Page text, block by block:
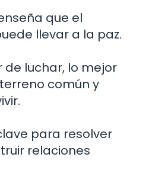
que el
llevar a la paz.
de luchar, lo mejor
común y
para resolver
relaciones